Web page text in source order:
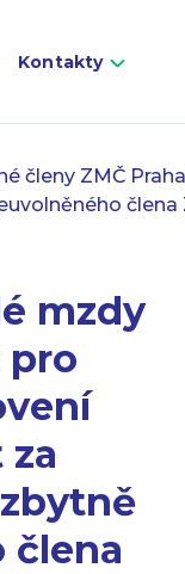
Kontakty
ZMČ
člena
mzdy
pro
člena